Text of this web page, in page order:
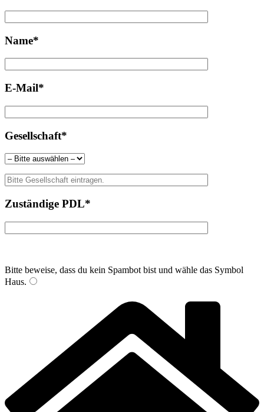
Name*
E-Mail*
Gesellschaft*
Zuständige PDL*
Bitte beweise, dass du kein Spambot bist und wähle das Symbol
Haus.